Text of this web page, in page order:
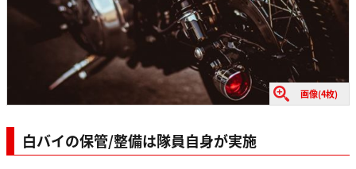
画像(4枚)
白バイの保管/整備は隊員自身が実施